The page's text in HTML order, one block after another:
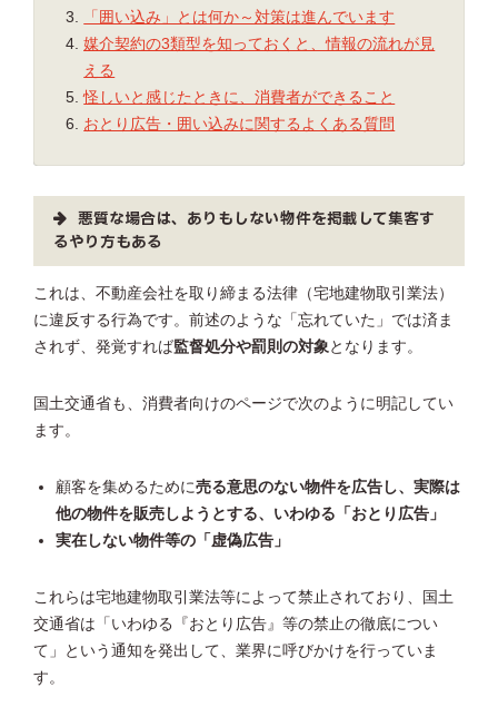
「囲い込み」とは何か～対策は進んでいます
媒介契約の3類型を知っておくと、情報の流れが見
える
怪しいと感じたときに、消費者ができること
おとり広告・囲い込みに関するよくある質問
悪質な場合は、ありもしない物件を掲載して集客す
るやり方もある
これは、不動産会社を取り締まる法律（宅地建物取引業法）
に違反する行為です。前述のような「忘れていた」では済ま
されず、発覚すれば監督処分や罰則の対象となります。
国土交通省も、消費者向けのページで次のように明記してい
ます。
顧客を集めるために売る意思のない物件を広告し、実際は
他の物件を販売しようとする、いわゆる「おとり広告」
実在しない物件等の「虚偽広告」
これらは宅地建物取引業法等によって禁止されており、国土
交通省は「いわゆる『おとり広告』等の禁止の徹底につい
て」という通知を発出して、業界に呼びかけを行っていま
す。